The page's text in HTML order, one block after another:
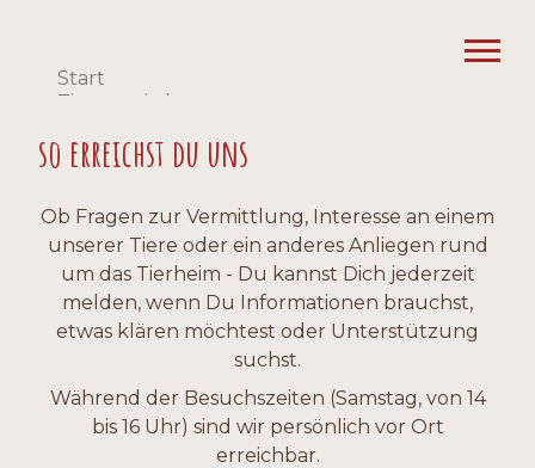
Start
Tiervermittlung
Vermittelte Tiere
Alle Tiere
Unterstützen
Säulenspenden
Pfiffige Idee
Flohmarkt
Hilfe durch Einkauf
Jugend
Tipps & FAQ
Termine / News
Alle News – Tierheim
Alle News – Jugend
Alle Termine
Notfall?
Downloads
so erreichst du uns
Ob Fragen zur Vermittlung, Interesse an einem
unserer Tiere oder ein anderes Anliegen rund
um das Tierheim - Du kannst Dich jederzeit
melden, wenn Du Informationen brauchst,
etwas klären möchtest oder Unterstützung
suchst.
Während der Besuchszeiten (Samstag, von 14
bis 16 Uhr) sind wir persönlich vor Ort
erreichbar.